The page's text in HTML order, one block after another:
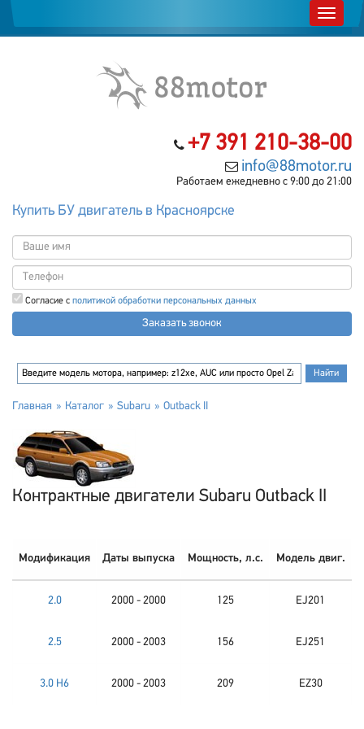
+7 391 210-38-00
info@88motor.ru
Работаем ежедневно с 9:00 до 21:00
Купить БУ двигатель в Красноярске
Согласие с политикой обработки персональных данных
Заказать звонок
Главная Каталог Subaru Outback II
Контрактные двигатели Subaru Outback II
Модификация Даты выпуска Мощность, л.с. Модель двиг.
2.0 2000 - 2000 125 EJ201
2.5 2000 - 2003 156 EJ251
3.0 H6 2000 - 2003 209 EZ30